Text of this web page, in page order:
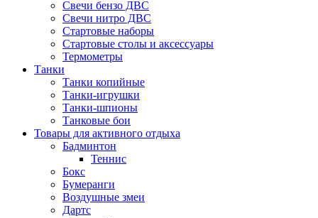
Свечи бензо ДВС
Свечи нитро ДВС
Стартовые наборы
Стартовые столы и аксессуары
Термометры
Танки
Танки копийные
Танки-игрушки
Танки-шпионы
Танковые бои
Товары для активного отдыха
Бадминтон
Теннис
Бокс
Бумеранги
Воздушные змеи
Дартс